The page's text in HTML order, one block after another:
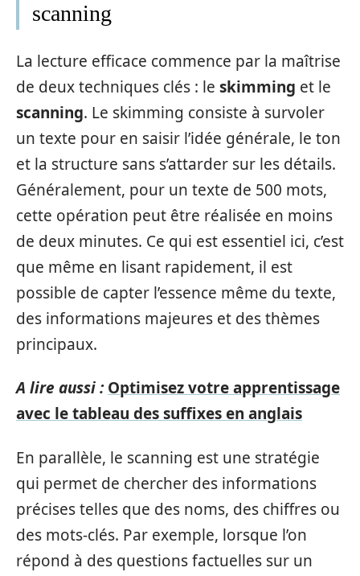
scanning
La lecture efficace commence par la maîtrise
de deux techniques clés : le skimming et le
scanning. Le skimming consiste à survoler
un texte pour en saisir l’idée générale, le ton
et la structure sans s’attarder sur les détails.
Généralement, pour un texte de 500 mots,
cette opération peut être réalisée en moins
de deux minutes. Ce qui est essentiel ici, c’est
que même en lisant rapidement, il est
possible de capter l’essence même du texte,
des informations majeures et des thèmes
principaux.
A lire aussi : Optimisez votre apprentissage
avec le tableau des suffixes en anglais
En parallèle, le scanning est une stratégie
qui permet de chercher des informations
précises telles que des noms, des chiffres ou
des mots-clés. Par exemple, lorsque l’on
répond à des questions factuelles sur un